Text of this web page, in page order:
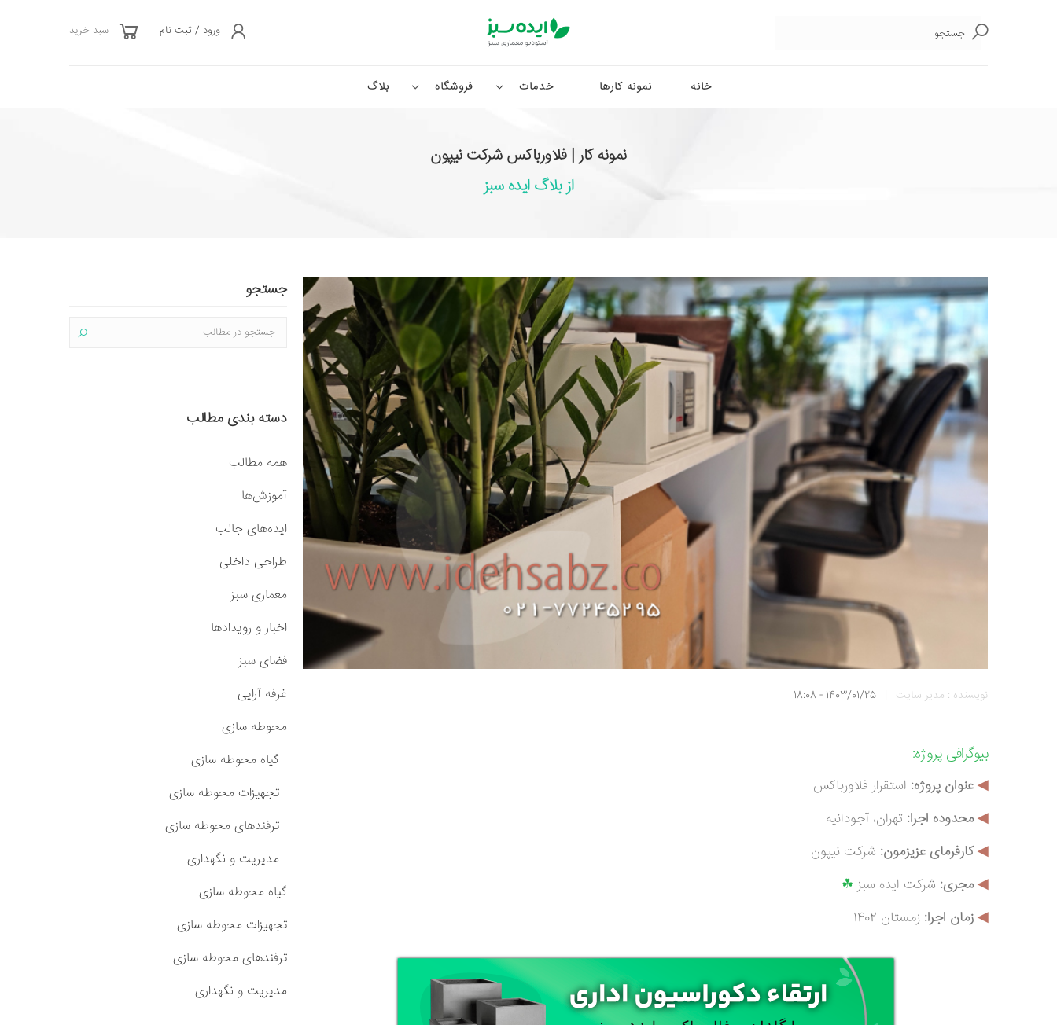
جستجو
ورود / ثبت نام سبد خرید
خانه نمونه کارها خدمات فروشگاه بلاگ
نمونه کار | فلاورباکس شرکت نیپون
از بلاگ ایده سبز
نویسنده : مدیر سایت |
1403/01/25 - 18:08
بیوگرافی پروژه:
◀عنوان پروژه: استقرار فلاورباکس
◀محدوده اجرا: تهران، آجودانیه
◀کارفرمای عزیزمون: شرکت نیپون
◀مجری: شرکت ایده سبز ☘
◀زمان اجرا: زمستان 1402
جستجو
دسته بندی مطالب
همه مطالب
آموزش‌ها
ایده‌های جالب
طراحی داخلی
معماری سبز
اخبار و رویدادها
فضای سبز
غرفه آرایی
محوطه سازی
گیاه محوطه سازی
تجهیزات محوطه سازی
ترفندهای محوطه سازی
مدیریت و نگهداری
گیاه محوطه سازی
تجهیزات محوطه سازی
ترفندهای محوطه سازی
مدیریت و نگهداری